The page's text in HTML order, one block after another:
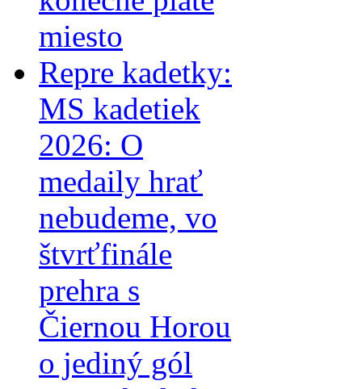
miesto
Repre kadetky:
MS kadetiek
2026: O
medaily hrať
nebudeme, vo
štvrťfinále
prehra s
Čiernou Horou
o jediný gól